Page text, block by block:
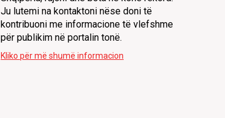
Ju lutemi na kontaktoni nëse doni të
kontribuoni me informacione të vlefshme
për publikim në portalin tonë.
Kliko për më shumë informacion